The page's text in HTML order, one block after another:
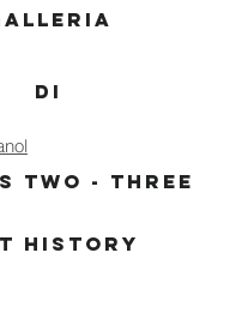
DI
TWO - THREE
HISTORY